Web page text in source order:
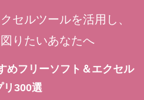
セルツールを活用し、
りたいあなたへ
めフリーソフト＆エクセル
リ300選